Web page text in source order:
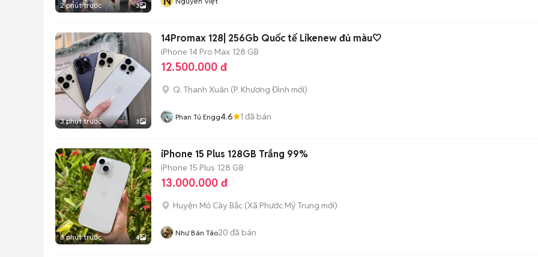
2 phút trước 3
3 phút trước 3
14Promax 128| 256Gb Quốc tế Likenew đủ màu🤍
iPhone 14 Pro Max 128 GB
12.500.000 đ
Q. Thanh Xuân (P. Khương Đình mới)
Phan Tú Engg4.6 1 đã bán
3 phút trước 4
iPhone 15 Plus 128GB Trắng 99%
iPhone 15 Plus 128 GB
13.000.000 đ
Huyện Mỏ Cày Bắc (Xã Phước Mỹ Trung mới)
Như Bán Táo20 đã bán